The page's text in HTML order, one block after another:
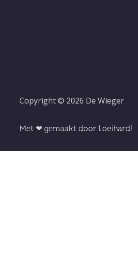
Copyright © 2026 De Wieger
Met ❤ gemaakt door Loeihard!